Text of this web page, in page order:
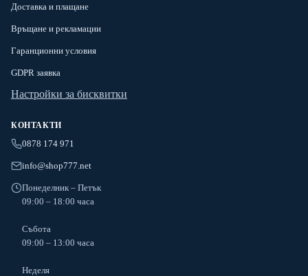
Доставка и плащане
Връщане и рекламации
Гаранционни условия
GDPR заявка
Настройки за бисквитки
КОНТАКТИ
0878 174 971
info@shop777.net
Понеделник – Петък
09:00 – 18:00 часа
Събота
09:00 – 13:00 часа
Неделя